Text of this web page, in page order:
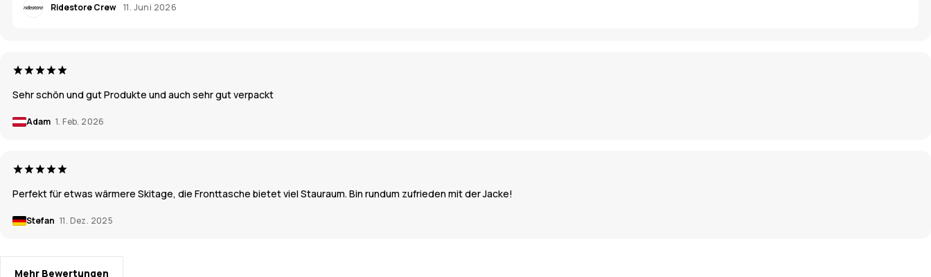
Ridestore Crew 11. Juni 2026
Sehr schön und gut Produkte und auch sehr gut verpackt
Adam 1. Feb. 2026
Perfekt für etwas wärmere Skitage, die Fronttasche bietet viel Stauraum. Bin rundum zufrieden mit der Jacke!
Stefan 11. Dez. 2025
Mehr Bewertungen